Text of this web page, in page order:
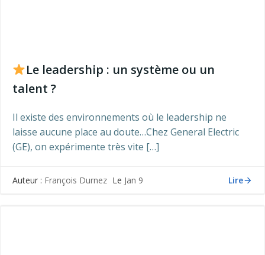
Le leadership : un système ou un
talent ?
Il existe des environnements où le leadership ne
laisse aucune place au doute…Chez General Electric
(GE), on expérimente très vite […]
Auteur : François Durnez Le Jan 9 Lire